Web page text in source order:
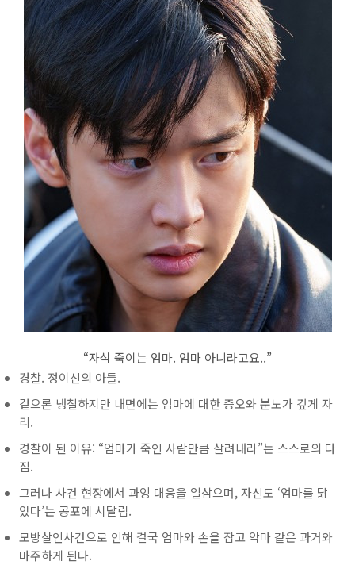
“자식 죽이는 엄마. 엄마 아니라고요..”
경찰. 정이신의 아들.
겉으론 냉철하지만 내면에는 엄마에 대한 증오와 분노가 깊게 자
리.
경찰이 된 이유: “엄마가 죽인 사람만큼 살려내라”는 스스로의 다
짐.
그러나 사건 현장에서 과잉 대응을 일삼으며, 자신도 ‘엄마를 닮
았다’는 공포에 시달림.
모방살인사건으로 인해 결국 엄마와 손을 잡고 악마 같은 과거와
마주하게 된다.